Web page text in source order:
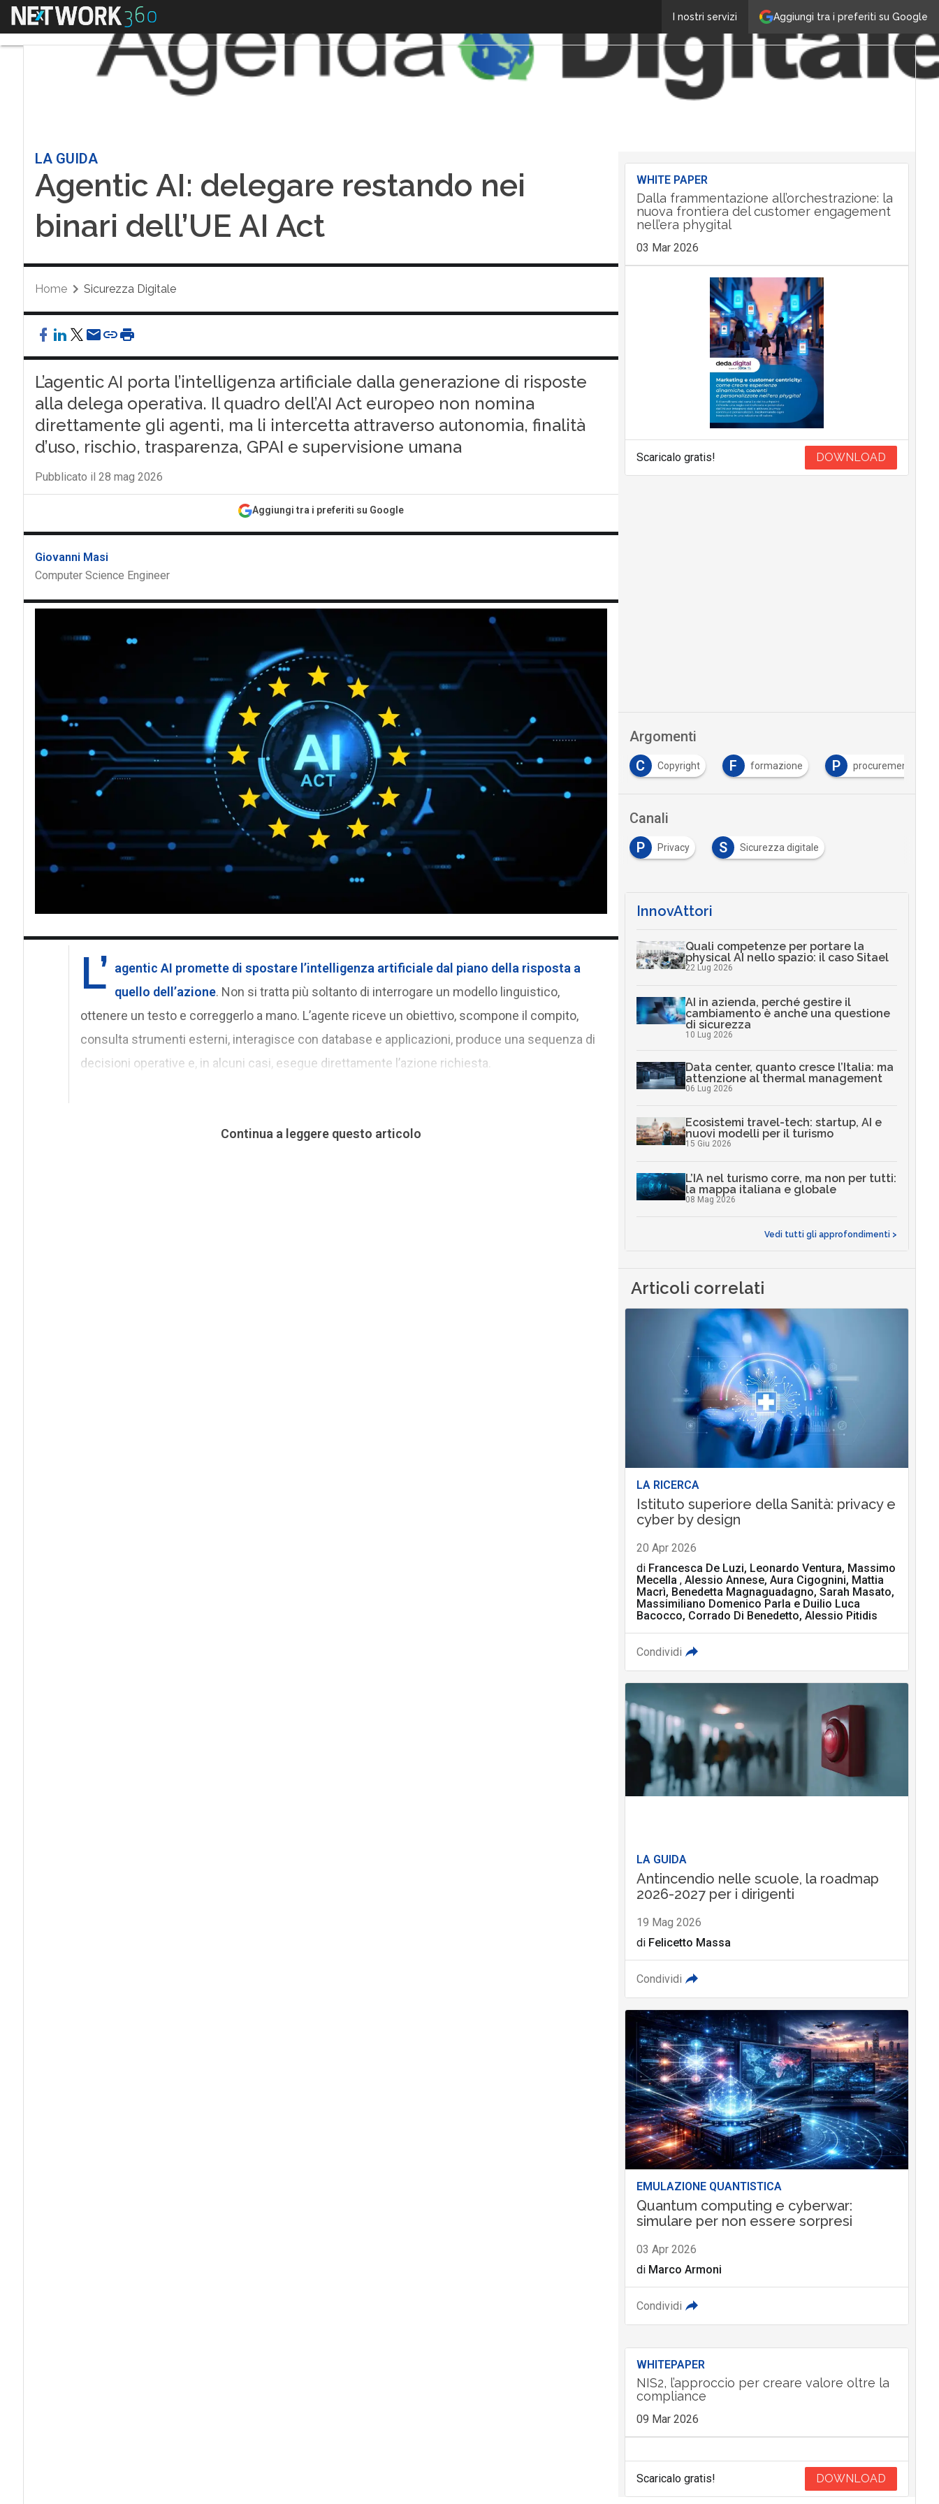
Aggiungi tra i preferiti su Google
I nostri servizi
Menu
LA GUIDA
Agentic AI: delegare restando nei
binari dell’UE AI Act
Home Sicurezza Digitale
L’agentic AI porta l’intelligenza artificiale dalla generazione di risposte
alla delega operativa. Il quadro dell’AI Act europeo non nomina
direttamente gli agenti, ma li intercetta attraverso autonomia, finalità
d’uso, rischio, trasparenza, GPAI e supervisione umana
Pubblicato il 28 mag 2026
Aggiungi tra i preferiti su Google
Giovanni Masi
Computer Science Engineer
L’ agentic AI promette di spostare l’intelligenza artificiale dal piano della risposta a
quello dell’azione. Non si tratta più soltanto di interrogare un modello linguistico,
ottenere un testo e correggerlo a mano. L’agente riceve un obiettivo, scompone il compito,
consulta strumenti esterni, interagisce con database e applicazioni, produce una sequenza di
decisioni operative e, in alcuni casi, esegue direttamente l’azione richiesta.
Continua a leggere questo articolo
WHITE PAPER
Dalla frammentazione all’orchestrazione: la
nuova frontiera del customer engagement
nell’era phygital
03 Mar 2026
Scaricalo gratis! DOWNLOAD
Argomenti
A
Agenti AI C Copyright F formazione P procurement
Canali
P
Privacy S Sicurezza digitale
InnovAttori
Quali competenze per portare la
physical AI nello spazio: il caso Sitael
22 Lug 2026
AI in azienda, perché gestire il
cambiamento è anche una questione
di sicurezza
10 Lug 2026
Data center, quanto cresce l’Italia: ma
attenzione al thermal management
06 Lug 2026
Ecosistemi travel-tech: startup, AI e
nuovi modelli per il turismo
15 Giu 2026
L’IA nel turismo corre, ma non per tutti:
la mappa italiana e globale
08 Mag 2026
Vedi tutti gli approfondimenti >
Articoli correlati
LA RICERCA
Istituto superiore della Sanità: privacy e
cyber by design
20 Apr 2026
di Francesca De Luzi, Leonardo Ventura, Massimo
Mecella , Alessio Annese, Aura Cigognini, Mattia
Macrì, Benedetta Magnaguadagno, Sarah Masato,
Massimiliano Domenico Parla e Duilio Luca
Bacocco, Corrado Di Benedetto, Alessio Pitidis
Condividi
LA GUIDA
Antincendio nelle scuole, la roadmap
2026-2027 per i dirigenti
19 Mag 2026
di Felicetto Massa
Condividi
EMULAZIONE QUANTISTICA
Quantum computing e cyberwar:
simulare per non essere sorpresi
03 Apr 2026
di Marco Armoni
Condividi
WHITEPAPER
NIS2, l’approccio per creare valore oltre la
compliance
09 Mar 2026
Scaricalo gratis! DOWNLOAD